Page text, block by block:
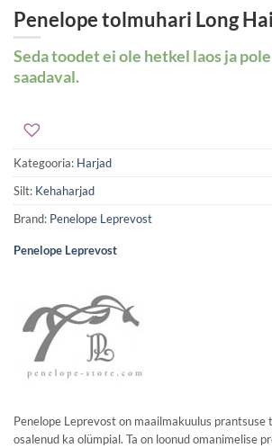
Penelope tolmuhari Long
Seda toodet ei ole hetkel laos ja
saadaval.
Kategooria: Harjad
Silt: Kehaharjad
Brand: Penelope Leprevost
Penelope Leprevost
Penelope Leprevost on maailmakuulus prantsuse
osalenud ka olümpial. Ta on loonud omanimelise